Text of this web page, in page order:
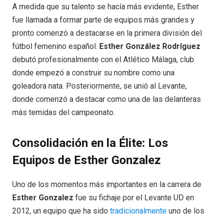
A medida que su talento se hacía más evidente, Esther
fue llamada a formar parte de equipos más grandes y
pronto comenzó a destacarse en la primera división del
fútbol femenino español. Esther González Rodríguez
debutó profesionalmente con el Atlético Málaga, club
donde empezó a construir su nombre como una
goleadora nata. Posteriormente, se unió al Levante,
donde comenzó a destacar como una de las delanteras
más temidas del campeonato.
Consolidación en la Élite: Los
Equipos de Esther Gonzalez
Uno de los momentos más importantes en la carrera de
Esther Gonzalez fue su fichaje por el Levante UD en
2012, un equipo que ha sido tradicionalmente uno de los